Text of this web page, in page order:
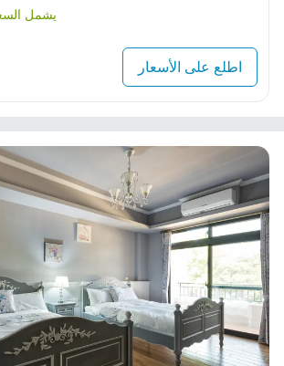
يشمل
اطلع على الأسعار